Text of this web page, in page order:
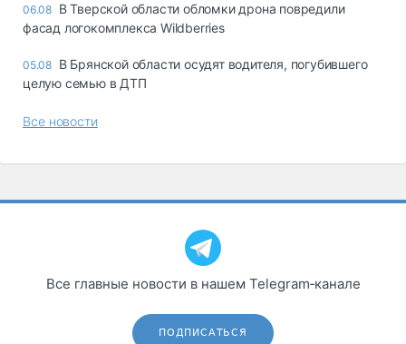
06.08 В Тверской области обломки дрона повредили
фасад логокомплекса Wildberries
05.08 В Брянской области осудят водителя, погубившего
целую семью в ДТП
Все новости
Все главные новости в нашем Telegram‑канале
ПОДПИСАТЬСЯ